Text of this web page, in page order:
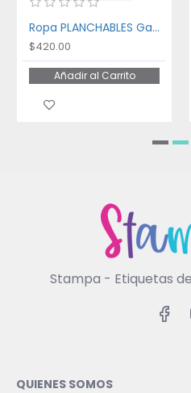
Ropa PLANCHABLES Gaming
$420.00
Añadir al Carrito
Stampa - Etiquetas
QUIENES SOMOS